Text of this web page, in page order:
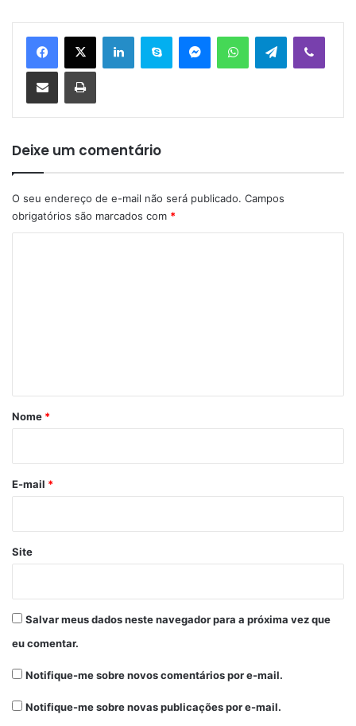
Telegram
Deixe um comentário
O seu endereço de e-mail não será publicado. Campos
obrigatórios são marcados com *
r
*
Nome *
E-mail *
Site
Salvar meus dados neste navegador para a próxima vez que
eu comentar.
Notifique-me sobre novos comentários por e-mail.
Notifique-me sobre novas publicações por e-mail.